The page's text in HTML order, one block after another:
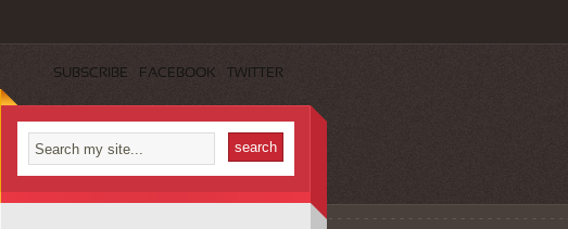
SUBSCRIBE FACEBOOK TWITTER